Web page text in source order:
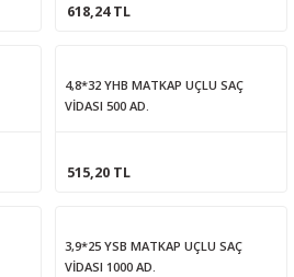
618,24 TL
4,8*32 YHB MATKAP UÇLU SAÇ
VİDASI 500 AD.
515,20 TL
3,9*25 YSB MATKAP UÇLU SAÇ
VİDASI 1000 AD.